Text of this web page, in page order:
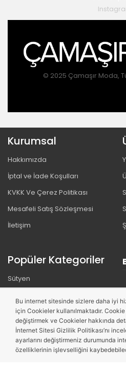
© 2025 Çamaşır Moda,
Kurumsal
Hakkımızda
İptal ve İade Koşulları
KVKK Ve Çerez Politikası
Mesafeli Satış Sözleşmesi
İletişim
Popüler Kategoriler
Sütyen
Pijama
Bu site,PobolEti®Entegre E-
Bu internet sitesinde sizlere daha iyi
için Cookieler kullanılmaktadır.
değiştirmek ve Cookieler hakkında
İnternet Sitesi Gizlilik Politikası’nı
ayarlarını değiştirmeniz durumunda
özelliklerinin işlevselliğini